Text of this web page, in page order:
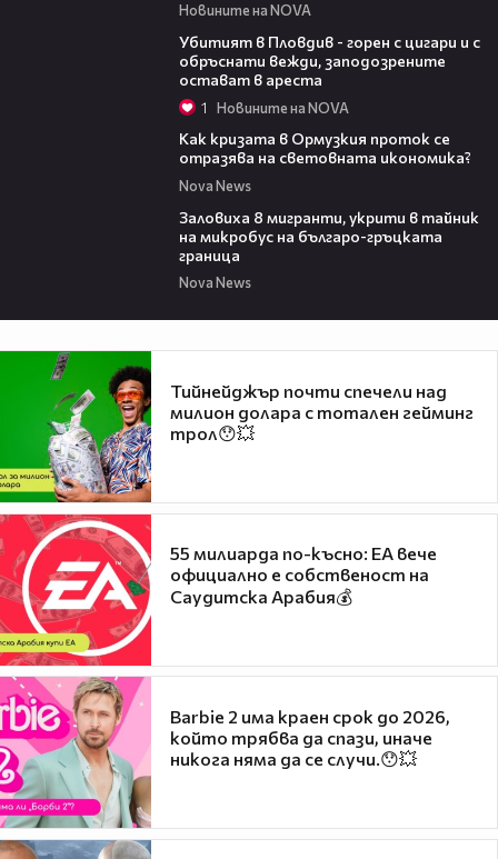
Новините на NOVA
Убитият в Пловдив - горен с цигари и с
обръснати вежди, заподозрените
остават в ареста
1 Новините на NOVA
Как кризата в Ормузкия проток се
отразява на световната икономика?
Nova News
Заловиха 8 мигранти, укрити в тайник
на микробус на българо-гръцката
граница
Nova News
Тийнейджър почти спечели над
милион долара с тотален гейминг
трол😯💥
55 милиарда по-късно: EA вече
официално е собственост на
Саудитска Арабия💰
Barbie 2 има краен срок до 2026,
който трябва да спази, иначе
никога няма да се случи.😯💥